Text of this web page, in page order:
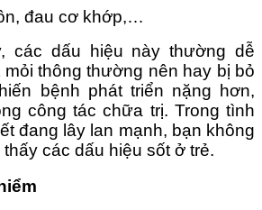
đau cơ khớp,…
các dấu hiệu này thường dễ
thông thường nên hay bị bỏ
bệnh phát triển nặng hơn,
công tác chữa trị. Trong tình
đang lây lan mạnh, bạn không
các dấu hiệu sốt ở trẻ.